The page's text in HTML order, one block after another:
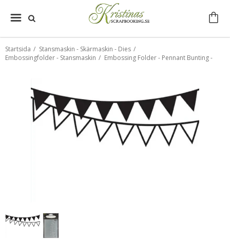
Startsida / Stansmaskin - Skärmaskin - Dies /
Embossingfolder - Stansmaskin / Embossing Folder - Pennant Bunting -